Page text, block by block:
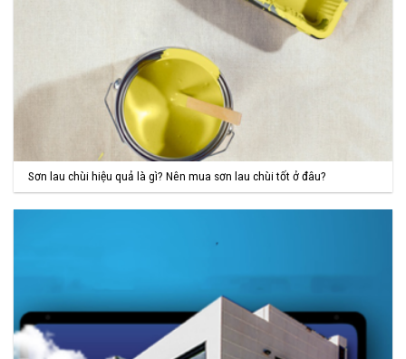
Sơn lau chùi hiệu quả là gì? Nên mua sơn lau chùi tốt ở đâu?